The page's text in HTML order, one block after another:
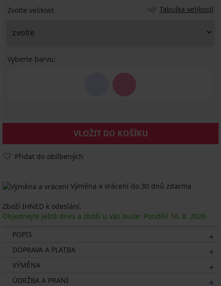
Zvolte velikost Tabulka velikostí
Vyberte barvu:
VLOŽIT DO KOŠÍKU
Přidat do oblíbených
Výměna a vrácení do 30 dnů zdarma
Zboží IHNED k odeslání.
Objednejte ještě dnes a zboží u Vás bude: Pondělí 10. 8. 2026
POPIS
DOPRAVA A PLATBA
VÝMĚNA
ÚDRŽBA A PRANÍ